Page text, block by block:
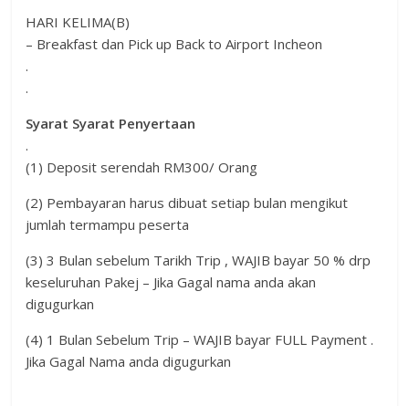
HARI KELIMA(B)
– Breakfast dan Pick up Back to Airport Incheon
.
.
Syarat Syarat Penyertaan
.
(1) Deposit serendah RM300/ Orang
(2) Pembayaran harus dibuat setiap bulan mengikut
jumlah termampu peserta
(3) 3 Bulan sebelum Tarikh Trip , WAJIB bayar 50 % drp
keseluruhan Pakej – Jika Gagal nama anda akan
digugurkan
(4) 1 Bulan Sebelum Trip – WAJIB bayar FULL Payment .
Jika Gagal Nama anda digugurkan